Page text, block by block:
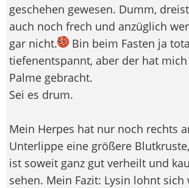
geschehen gewesen. Dumm,
auch noch frech und anzüglich
gar nicht.
Bin beim Fasten ja
tiefenentspannt, aber der hat
Palme gebracht.
Sei es drum.
Mein Herpes hat nur noch rechts
Unterlippe eine größere
ist soweit ganz gut verheilt und
sehen. Mein Fazit: Lysin lohnt sich